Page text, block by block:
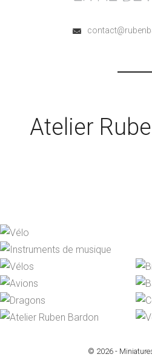
Atelier
© 2026 -